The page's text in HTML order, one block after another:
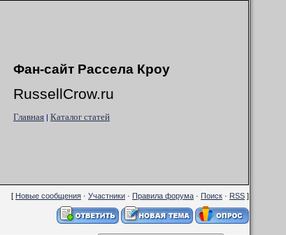
Фан-сайт Рассела Кроу
RussellCrow.ru
Главная | Каталог статей
[Новые сообщения·Участники·Правила форума·Поиск·RSS]